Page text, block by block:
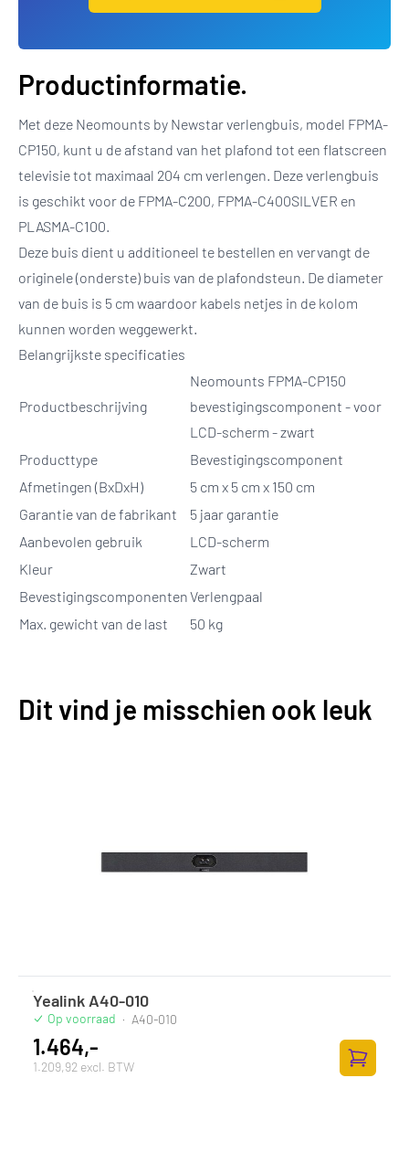
Productinformatie.
Met deze Neomounts by Newstar verlengbuis, model FPMA-
CP150, kunt u de afstand van het plafond tot een flatscreen
televisie tot maximaal 204 cm verlengen. Deze verlengbuis
is geschikt voor de FPMA-C200, FPMA-C400SILVER en
PLASMA-C100.
Deze buis dient u additioneel te bestellen en vervangt de
originele (onderste) buis van de plafondsteun. De diameter
van de buis is 5 cm waardoor kabels netjes in de kolom
kunnen worden weggewerkt.
Belangrijkste specificaties
Productbeschrijving
Neomounts FPMA-CP150
bevestigingscomponent - voor
LCD-scherm - zwart
Producttype
Bevestigingscomponent
Afmetingen (BxDxH)
5 cm x 5 cm x 150 cm
Garantie van de fabrikant
5 jaar garantie
Aanbevolen gebruik
LCD-scherm
Kleur
Zwart
BevestigingscomponentenVerlengpaal
Max. gewicht van de last
50 kg
Dit vind je misschien ook leuk
Yealink A40-010
Op voorraad · A40-010
1.464,-
1.209,92 excl. BTW